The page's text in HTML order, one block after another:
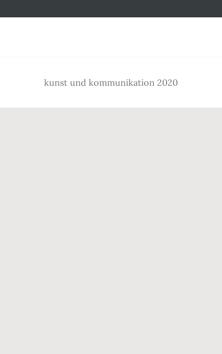
kunst und kommunikation 2020